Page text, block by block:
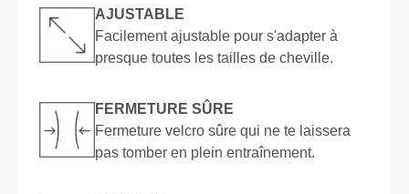
AJUSTABLE
Facilement ajustable pour s'adapter à
presque toutes les tailles de cheville.
FERMETURE SÛRE
Fermeture velcro sûre qui ne te laissera
pas tomber en plein entraînement.